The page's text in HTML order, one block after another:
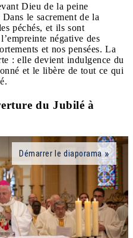
Dieu de la peine
le sacrement de la
péchés, et ils sont
négative des
et nos pensées. La
: elle devient indulgence du
et le libère de tout ce qui
du Jubilé à
Démarrer le diaporama